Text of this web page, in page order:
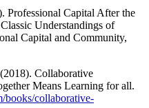
Professional Capital After the
Understandings of
Capital and Community,
Collaborative
Means Learning for all.
books/collaborative-